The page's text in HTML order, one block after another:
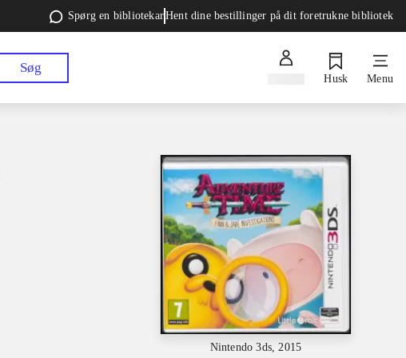
Spørg en bibliotekarHent dine bestillinger på dit foretrukne bibliotek
Søg
Husk Menu
Nintendo 3ds, 2015